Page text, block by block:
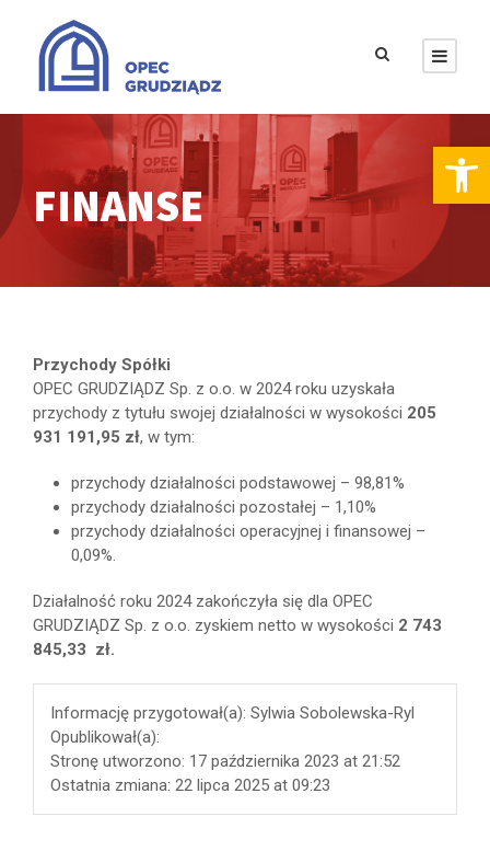
Otwórz pasek narzędzi
FINANSE
Przychody Spółki
OPEC GRUDZIĄDZ Sp. z o.o. w 2024 roku uzyskała
przychody z tytułu swojej działalności w wysokości 205
931 191,95 zł, w tym:
przychody działalności podstawowej – 98,81%
przychody działalności pozostałej – 1,10%
przychody działalności operacyjnej i finansowej –
0,09%.
Działalność roku 2024 zakończyła się dla OPEC
GRUDZIĄDZ Sp. z o.o. zyskiem netto w wysokości 2 743
845,33 zł.
Informację przygotował(a): Sylwia Sobolewska-Ryl
Opublikował(a):
Stronę utworzono: 17 października 2023 at 21:52
Ostatnia zmiana: 22 lipca 2025 at 09:23